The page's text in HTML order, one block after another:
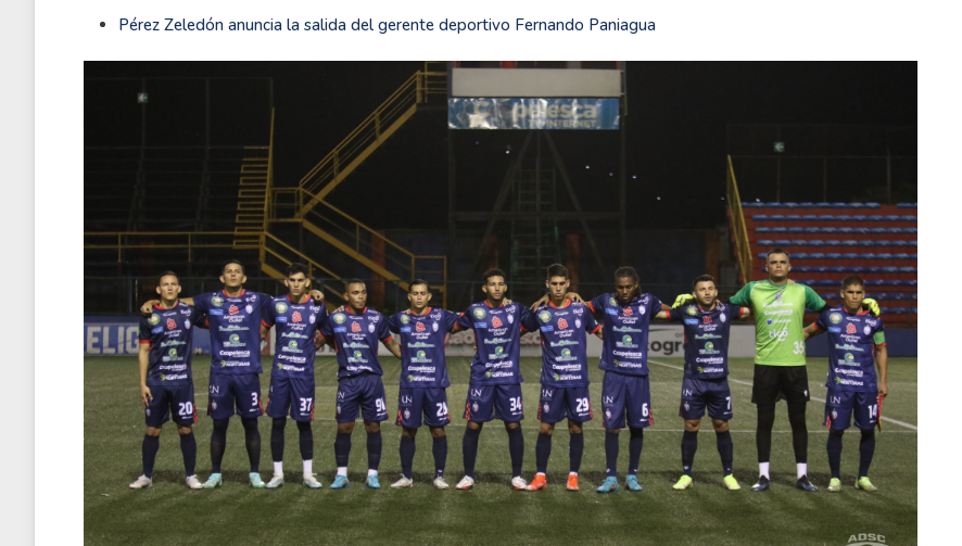
Pérez Zeledón anuncia la salida del gerente deportivo Fernando Paniagua